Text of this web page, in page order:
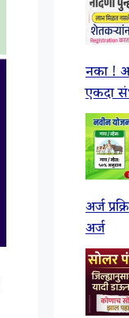
नका !
एकदा
अर्ज
अर्ज